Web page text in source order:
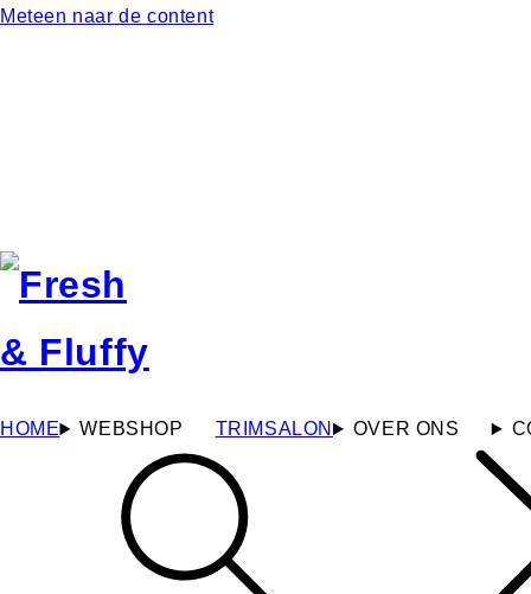
Meteen naar de content
HOME WEBSHOP TRIMSALON OVER ONS